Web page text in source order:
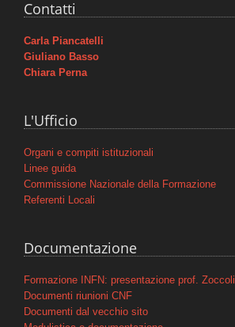
Contatti
Carla Piancatelli
Giuliano Basso
Chiara Perna
L'Ufficio
Organi e compiti istituzionali
Linee guida
Commissione Nazionale della Formazione
Referenti Locali
Documentazione
Formazione INFN: presentazione prof. Zoccoli
Documenti riunioni CNF
Documenti dal vecchio sito